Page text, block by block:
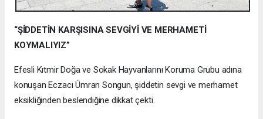
“ŞİDDETİN KARŞISINA SEVGİYİ VE MERHAMETİ
KOYMALIYIZ”
Efesli Kıtmir Doğa ve Sokak Hayvanlarını Koruma Grubu adına
konuşan Eczacı Ümran Songun, şiddetin sevgi ve merhamet
eksikliğinden beslendiğine dikkat çekti.